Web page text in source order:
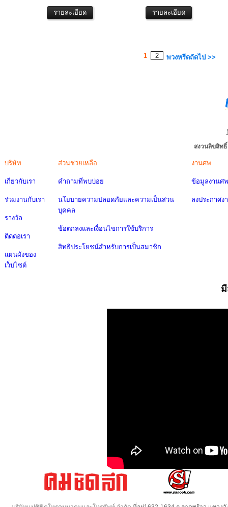
1 2 พวงหรีดถัดไป >>
สงวนลิขสิท
บริษัท
เกี่ยวกับเรา
ร่วมงานกับเรา
รางวัล
ติดต่อเรา
แผนผังของ
เว็บไซต์
ส่วนช่วยเหลือ
คำถามที่พบบ่อย
นโยบายความปลอดภัยและความเป็นส่วน
บุคคล
ข้อตกลงและเงื่อนไขการใช้บริการ
สิทธิประโยชน์สำหรับการเป็นสมาชิก
งานศพ
ข้อมูลงานศพ
ลงประกาศง